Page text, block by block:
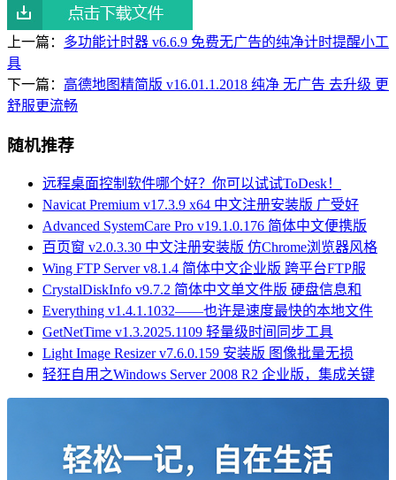
上一篇： 多功能计时器 v6.6.9 免费无广告的纯净计时提醒小工
具
下一篇： 高德地图精简版 v16.01.1.2018 纯净 无广告 去升级 更
舒服更流畅
随机推荐
远程桌面控制软件哪个好？你可以试试ToDesk！
Navicat Premium v17.3.9 x64 中文注册安装版 广受好
Advanced SystemCare Pro v19.1.0.176 简体中文便携版
百页窗 v2.0.3.30 中文注册安装版 仿Chrome浏览器风格
Wing FTP Server v8.1.4 简体中文企业版 跨平台FTP服
CrystalDiskInfo v9.7.2 简体中文单文件版 硬盘信息和
Everything v1.4.1.1032——也许是速度最快的本地文件
GetNetTime v1.3.2025.1109 轻量级时间同步工具
Light Image Resizer v7.6.0.159 安装版 图像批量无损
轻狂自用之Windows Server 2008 R2 企业版，集成关键